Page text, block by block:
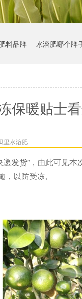
料品牌 水溶肥哪个牌
保暖贴士
里水溶肥
发货”，由此可见
以防受冻。